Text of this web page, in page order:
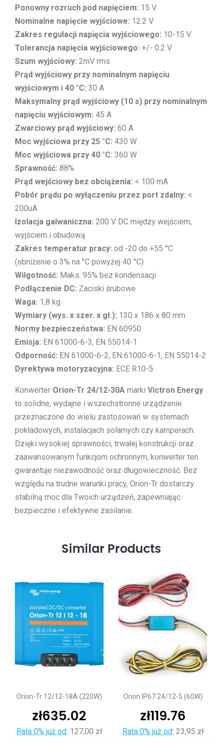
Ponowny rozruch pod napięciem: 15 V
Nominalne napięcie wyjściowe: 12.2 V
Zakres regulacji napięcia wyjściowego: 10-15 V
Tolerancja napięcia wyjściowego: +/- 0.2 V
Szum wyjściowy: 2mV rms
Prąd wyjściowy przy nominalnym napięciu
wyjściowym i 40 °C: 30 A
Maksymalny prąd wyjściowy (10 s) przy nominalnym
napięciu wyjściowym: 45 A
Zwarciowy prąd wyjściowy: 60 A
Moc wyjściowa przy 25 °C: 430 W
Moc wyjściowa przy 40 °C: 360 W
Sprawność: 88%
Prąd wejściowy bez obciążenia: < 100 mA
Pobór prądu po wyłączeniu przez port zdalny: <
200uA
Izolacja galwaniczna: 200 V DC między wejściem,
wyjściem i obudową
Zakres temperatur pracy: od -20 do +55 °C
(obniżenie o 3% na °C powyżej 40 °C)
Wilgotność: Maks. 95% bez kondensacji
Podłączenie DC: Zaciski śrubowe
Waga: 1,8 kg
Wymiary (wys. x szer. x gł.): 130 x 186 x 80 mm
Normy bezpieczeństwa: EN 60950
Emisja: EN 61000-6-3, EN 55014-1
Odporność: EN 61000-6-2, EN 61000-6-1, EN 55014-2
Dyrektywa motoryzacyjna: ECE R10-5
Konwerter Orion-Tr 24/12-30A marki Victron Energy
to solidne, wydajne i wszechstronne urządzenie
przeznaczone do wielu zastosowań w systemach
pokładowych, instalacjach solarnych czy kamperach.
Dzięki wysokiej sprawności, trwałej konstrukcji oraz
zaawansowanym funkcjom ochronnym, konwerter ten
gwarantuje niezawodność oraz długowieczność. Bez
względu na trudne warunki pracy, Orion-Tr dostarczy
stabilną moc dla Twoich urządzeń, zapewniając
bezpieczne i efektywne zasilanie.
Similar Products
Orion-Tr 12/12-18A (220W)
zł635.02
Rata 0% już od: 127,00 zł
Orion IP67 24/12-5 (60W)
zł119.76
Rata 0% już od: 23,95 zł